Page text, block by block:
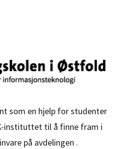
som en hjelp for studenter
instituttet til å finne fram i
på avdelingen .